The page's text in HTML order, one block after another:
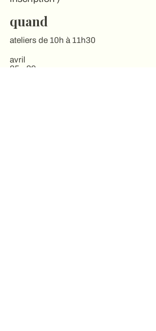
quand
ateliers de 10h à 11h30
avril
25 - 29